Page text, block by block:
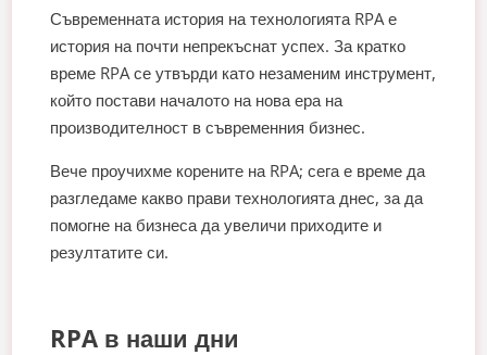
Съвременната история на технологията RPA е
история на почти непрекъснат успех. За кратко
време RPA се утвърди като незаменим инструмент,
който постави началото на нова ера на
производителност в съвременния бизнес.
Вече проучихме корените на RPA; сега е време да
разгледаме какво прави технологията днес, за да
помогне на бизнеса да увеличи приходите и
резултатите си.
RPA в наши дни